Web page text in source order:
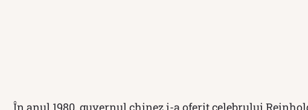
În anul 1980, guvernul chinez i-a oferit celebrului